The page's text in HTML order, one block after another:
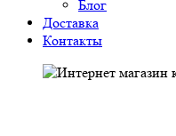
Блог
Доставка
Контакты